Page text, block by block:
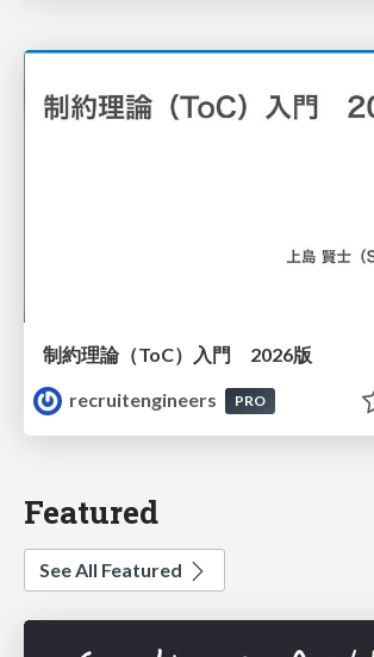
制約理論（ToC）入門 2026版
recruitengineers
PRO
Featured
See All Featured